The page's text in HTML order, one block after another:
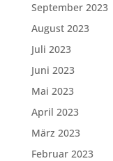
September 2023
August 2023
Juli 2023
Juni 2023
Mai 2023
April 2023
März 2023
Februar 2023